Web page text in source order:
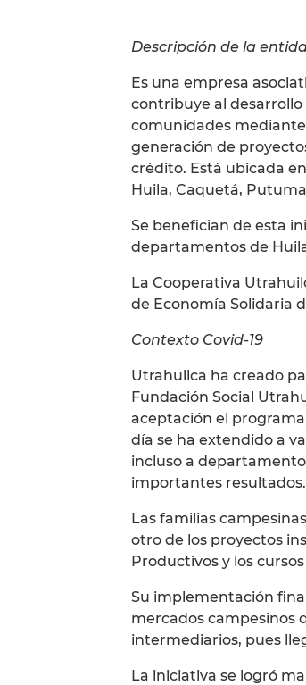
Descripción de la
Es una empresa
contribuye al desarrollo
comunidades
generación de
crédito. Está ubicada
Huila, Caquetá,
Se benefician de esta
departamentos de
La Cooperativa
de Economía Solidaria
Contexto Covid-19
Utrahuilca ha creado
Fundación Social
aceptación el programa
día se ha extendido a
incluso a
importantes resultados.
Las familias
otro de los proyectos
Productivos y los
Su implementación
mercados campesinos
intermediarios, pues
La iniciativa se logró